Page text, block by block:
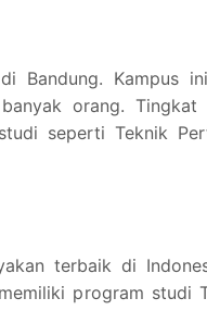
Bandung. Kampus
orang. Tingkat
seperti Teknik
terbaik di
program studi